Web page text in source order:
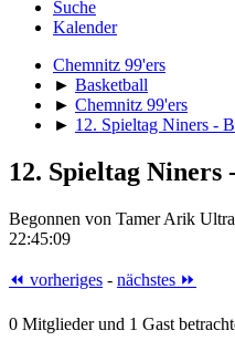
Suche
Kalender
Chemnitz 99'ers
► Basketball
► Chemnitz 99'ers
► 12. Spieltag Niners -
12. Spieltag Niners
Begonnen von Tamer Arik
22:45:09
⏪ vorheriges - nächstes ⏩
0 Mitglieder und 1 Gast